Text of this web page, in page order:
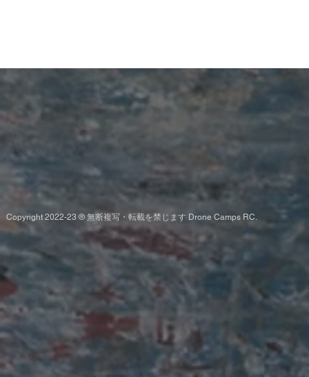
Copyright 2022-23 ® 無断複写・転載を禁じます Drone Camps RC.